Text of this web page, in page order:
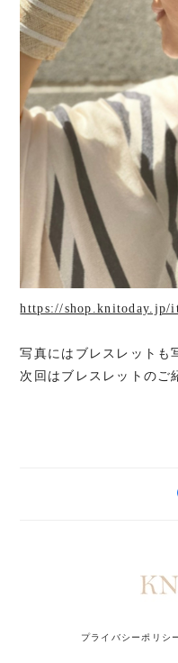
https://shop.knitoday.jp/
写真にはブレスレットも
次回はブレスレットのご
プライバシーポリシ